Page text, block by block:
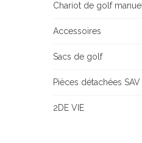
Chariot de golf manuel
Accessoires
Sacs de golf
Pièces détachées SAV
2DE VIE